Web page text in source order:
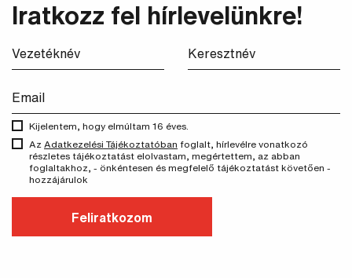
Iratkozz fel hírlevelünkre!
Kijelentem, hogy elmúltam 16 éves.
Az Adatkezelési Tájékoztatóban foglalt, hírlevélre vonatkozó
részletes tájékoztatást elolvastam, megértettem, az abban
foglaltakhoz, - önkéntesen és megfelelő tájékoztatást követően -
hozzájárulok
Feliratkozom